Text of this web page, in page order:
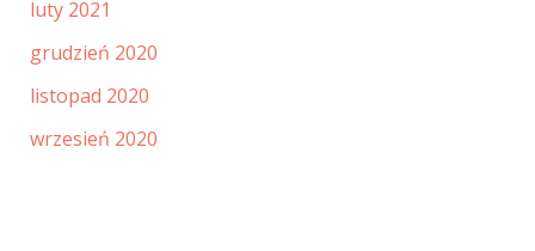
luty 2021
grudzień 2020
listopad 2020
wrzesień 2020